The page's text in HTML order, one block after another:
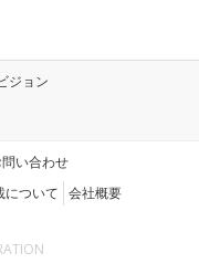
ジョン
問い合わせ
について 会社概要